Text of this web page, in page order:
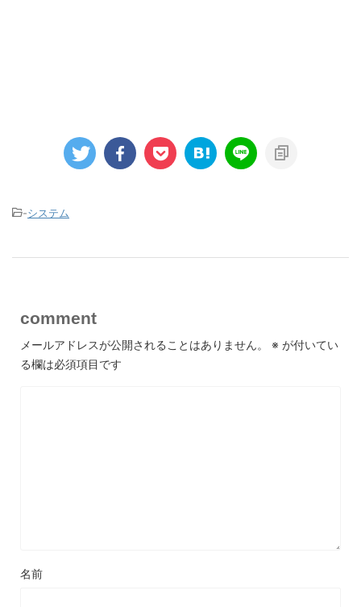
-システム
comment
メールアドレスが公開されることはありません。 ※ が付いてい
る欄は必須項目です
名前